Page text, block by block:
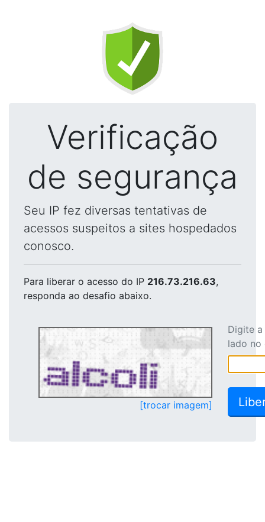
Verificação
de segurança
Seu IP fez diversas tentativas de
acessos suspeitos a sites hospedados
conosco.
Para liberar o acesso do IP 216.73.216.63,
responda ao desafio abaixo.
[trocar imagem]
Digite
lado no